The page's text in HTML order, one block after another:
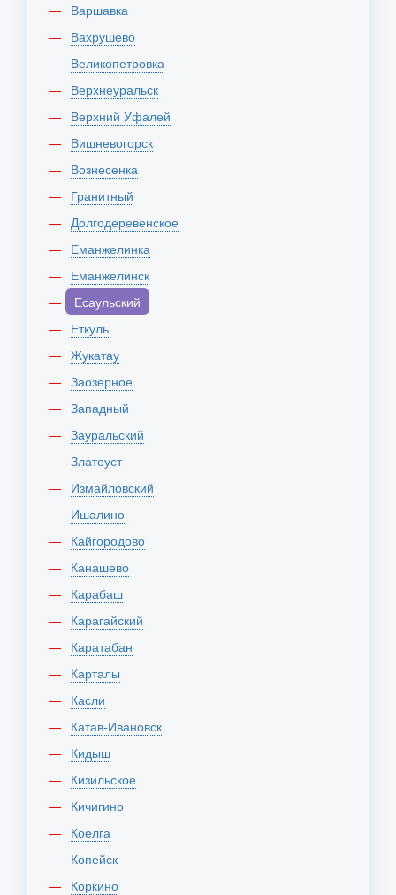
Варшавка
Вахрушево
Великопетровка
Верхнеуральск
Верхний Уфалей
Вишневогорск
Вознесенка
Гранитный
Долгодеревенское
Еманжелинка
Еманжелинск
Есаульский
Еткуль
Жукатау
Заозерное
Западный
Зауральский
Златоуст
Измайловский
Ишалино
Кайгородово
Канашево
Карабаш
Карагайский
Каратабан
Карталы
Касли
Катав-Ивановск
Кидыш
Кизильское
Кичигино
Коелга
Копейск
Коркино